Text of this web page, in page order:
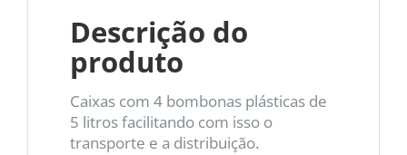
Descrição do
produto
Caixas com 4 bombonas plásticas de
5 litros facilitando com isso o
transporte e a distribuição.